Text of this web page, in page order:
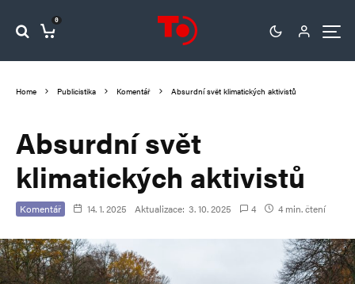
0
Home Publicistika Komentář Absurdní svět klimatických aktivistů
Absurdní svět
klimatických aktivistů
Komentář 14. 1. 2025 Aktualizace: 3. 10. 2025 4 4 min. čtení